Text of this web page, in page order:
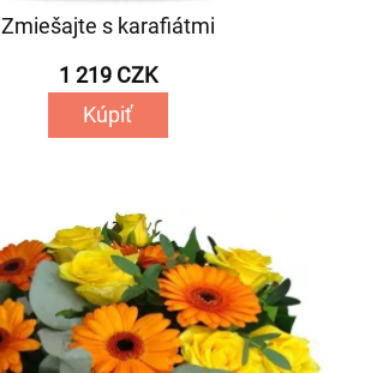
Zmiešajte s karafiátmi
1 219 CZK
Kúpiť